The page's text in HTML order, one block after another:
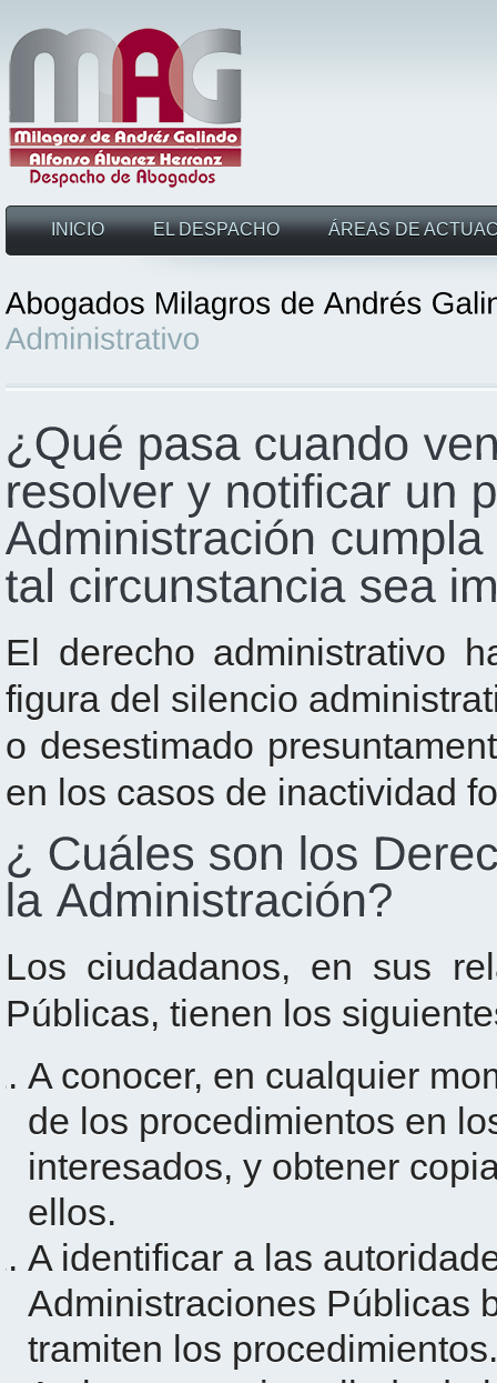
INICIO EL DESPACHO ÁREAS DE
El derecho administrativo
figura del silencio
o desestimado
en los casos de inactividad
Los ciudadanos, en sus
Públicas, tienen los
A conocer, en cualquier
de los procedimientos en
interesados, y obtener
ellos.
A identificar a las
Administraciones Públicas
tramiten los procedimientos.